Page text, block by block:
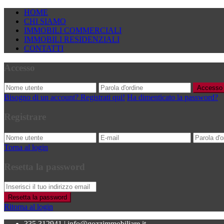
HOME
CHI SIAMO
IMMOBILI COMMERCIALI
IMMOBILI RESIDENZIALI
CONTATTI
Accesso
Bisogno di un account? Registrati qui! Ha dimenticato la password?
Torna al login
Resetta la password
Ritorna al login